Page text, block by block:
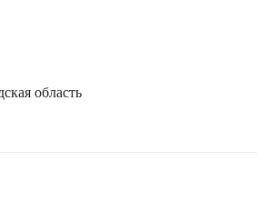
область